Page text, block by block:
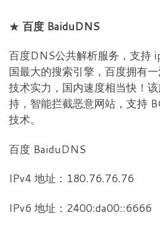
★ 百度 BaiduDNS
百度DNS公共解析服务，支持
国最大的搜索引擎，百度拥有
技术实力，国内速度相当快！
持，智能拦截恶意网站，支持
技术。
百度 BaiduDNS
IPv4 地址：180.76.76.76
IPv6 地址：2400:da00::6666